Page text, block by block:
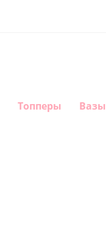
Топперы Вазы